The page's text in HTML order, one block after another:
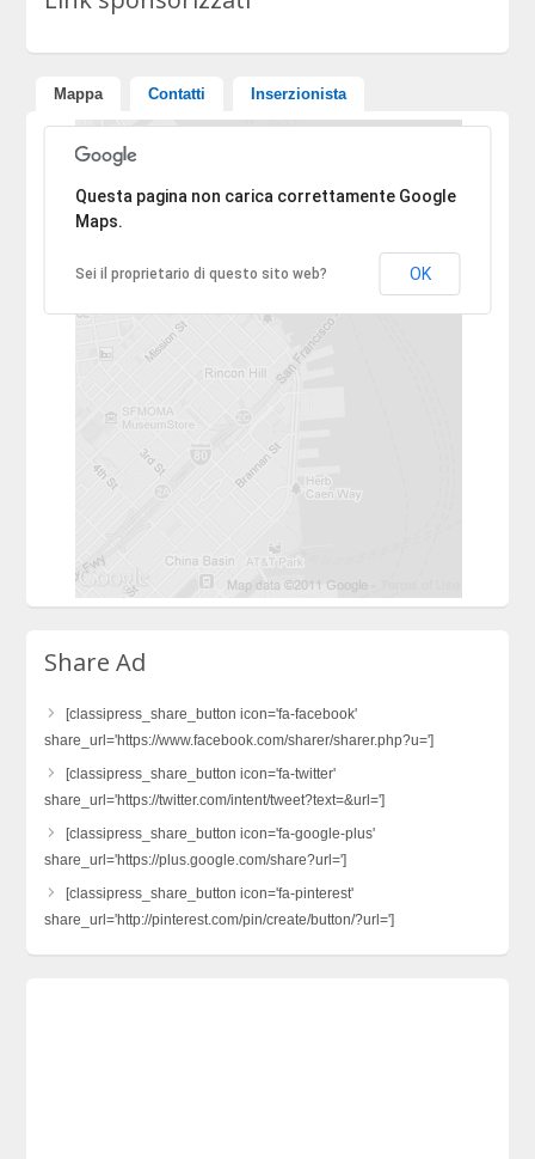
Mappa Contatti Inserzionista
Ci dispiace, l'indirizzo non è stato trovato.
Questa pagina non carica correttamente Google
Maps.
Sei il proprietario di questo sito web? OK
Share Ad
[classipress_share_button icon='fa-facebook'
share_url='https://www.facebook.com/sharer/sharer.php?u=']
[classipress_share_button icon='fa-twitter'
share_url='https://twitter.com/intent/tweet?text=&url=']
[classipress_share_button icon='fa-google-plus'
share_url='https://plus.google.com/share?url=']
[classipress_share_button icon='fa-pinterest'
share_url='http://pinterest.com/pin/create/button/?url=']